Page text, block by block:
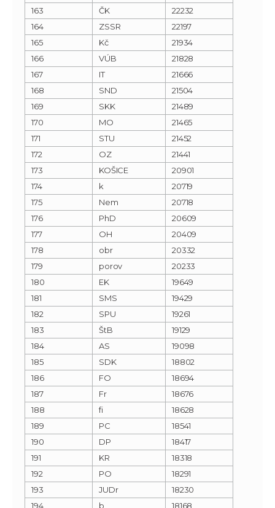
163
ČK
22232
164
ZSSR
22197
165
Kč
21934
166
VÚB
21828
167
IT
21666
168
SND
21504
169
SKK
21489
170
MO
21465
171
STU
21452
172
OZ
21441
173
KOŠICE
20901
174
k
20719
175
Nem
20718
176
PhD
20609
177
OH
20409
178
obr
20332
179
porov
20233
180
EK
19649
181
SMS
19429
182
SPU
19261
183
ŠtB
19129
184
AS
19098
185
SDK
18802
186
FO
18694
187
Fr
18676
188
fi
18628
189
PC
18541
190
DP
18417
191
KR
18318
192
PO
18291
193
JUDr
18230
194
b 18168